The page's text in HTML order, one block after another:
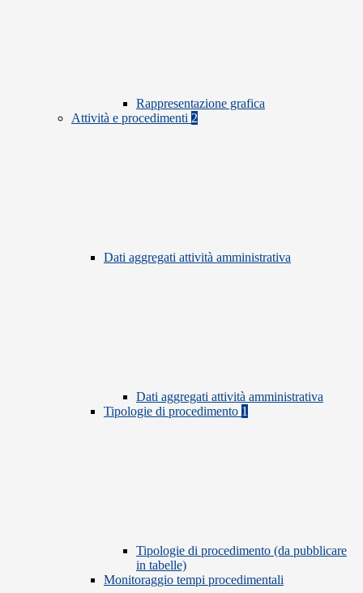
Rappresentazione grafica
Attività e procedimenti 2
Dati aggregati attività amministrativa
Dati aggregati attività amministrativa
Tipologie di procedimento 1
Tipologie di procedimento (da pubblicare
in tabelle)
Monitoraggio tempi procedimentali